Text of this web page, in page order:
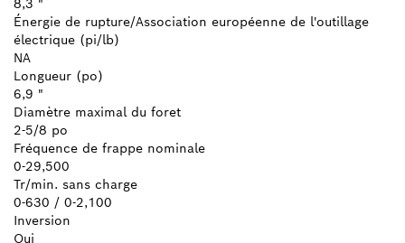
Énergie de rupture/Association européenne de l'outillage
électrique (pi/lb)
NA
Longueur (po)
6,9 "
Diamètre maximal du foret
2-5/8 po
Fréquence de frappe nominale
0-29,500
Tr/min. sans charge
0-630 / 0-2,100
Inversion
Oui